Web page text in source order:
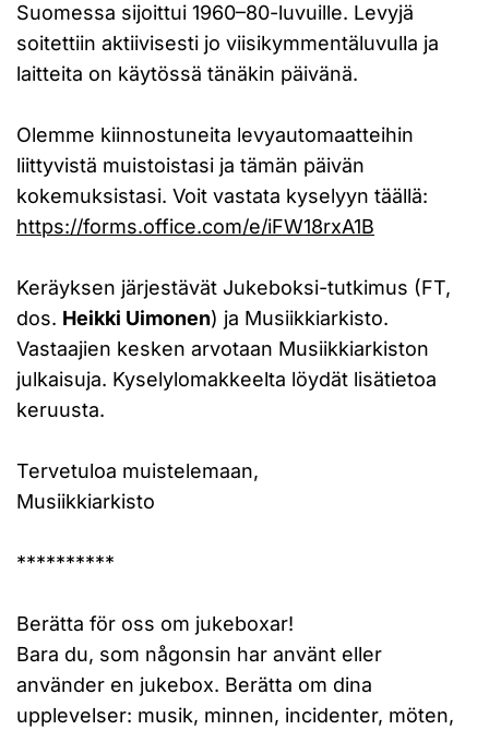
Suomessa sijoittui 1960–80-luvuille. Levyjä
soitettiin aktiivisesti jo viisikymmentäluvulla ja
laitteita on käytössä tänäkin päivänä.
Olemme kiinnostuneita levyautomaatteihin
liittyvistä muistoistasi ja tämän päivän
kokemuksistasi. Voit vastata kyselyyn täällä:
https://forms.office.com/e/iFW18rxA1B
Keräyksen järjestävät Jukeboksi-tutkimus (FT,
dos. Heikki Uimonen) ja Musiikkiarkisto.
Vastaajien kesken arvotaan Musiikkiarkiston
julkaisuja. Kyselylomakkeelta löydät lisätietoa
keruusta.
Tervetuloa muistelemaan,
Musiikkiarkisto
**********
Berätta för oss om jukeboxar!
Bara du, som någonsin har använt eller
använder en jukebox. Berätta om dina
upplevelser: musik, minnen, incidenter, möten,